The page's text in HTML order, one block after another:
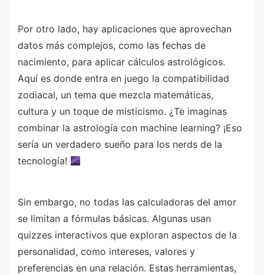
Por otro lado, hay aplicaciones que aprovechan
datos más complejos, como las fechas de
nacimiento, para aplicar cálculos astrológicos.
Aquí es donde entra en juego la compatibilidad
zodiacal, un tema que mezcla matemáticas,
cultura y un toque de misticismo. ¿Te imaginas
combinar la astrología con machine learning? ¡Eso
sería un verdadero sueño para los nerds de la
tecnología!
Sin embargo, no todas las calculadoras del amor
se limitan a fórmulas básicas. Algunas usan
quizzes interactivos que exploran aspectos de la
personalidad, como intereses, valores y
preferencias en una relación. Estas herramientas,